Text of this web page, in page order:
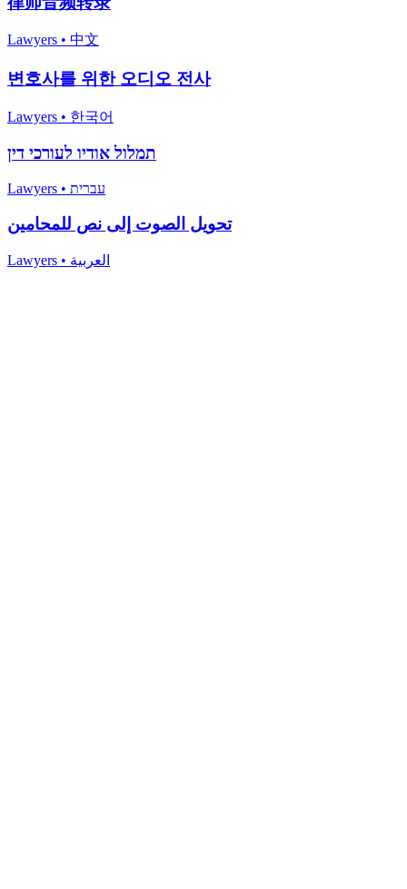
Lawyers • 中文
변호사를 위한 오디오 전사
Lawyers • 한국어
תמלול אודיו לעורכי דין
Lawyers • עברית
تحويل الصوت إلى نص للمحامين
Lawyers • العربية